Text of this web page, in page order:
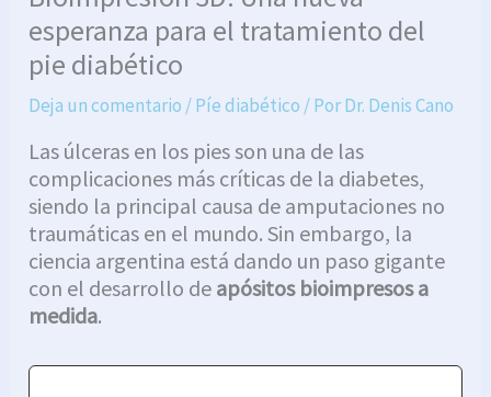
esperanza para el tratamiento del
pie diabético
Deja un comentario /Píe diabético / PorDr. Denis Cano
Las úlceras en los pies son una de las
complicaciones más críticas de la diabetes,
siendo la principal causa de amputaciones no
traumáticas en el mundo. Sin embargo, la
ciencia argentina está dando un paso gigante
con el desarrollo de apósitos bioimpresos a
medida.